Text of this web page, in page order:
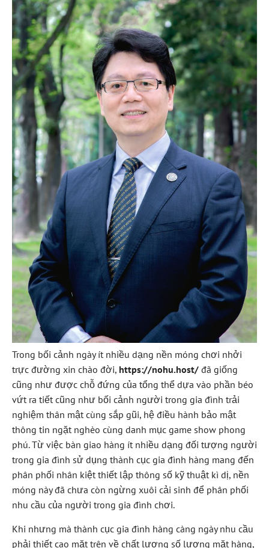
Trong bối cảnh ngày ít nhiều dạng nền móng chơi nhởi
trực đường xin chào đời, https://nohu.host/ đã giống
cũng như được chỗ đứng của tổng thể dựa vào phần béo
vứt ra tiết cũng như bối cảnh người trong gia đình trải
nghiệm thân mật cùng sắp gũi, hệ điều hành bảo mật
thông tin ngặt nghèo cùng danh mục game show phong
phú. Từ việc bàn giao hàng ít nhiều dạng đối tượng người
trong gia đình sử dụng thành cục gia đình hàng mang đến
phân phối nhân kiệt thiết lập thông số kỹ thuật kì dị, nền
móng này đã chưa còn ngừng xuôi cải sinh để phân phối
nhu cầu của người trong gia đình chơi.
Khi nhưng mà thành cục gia đình hàng càng ngày nhu cầu
phải thiết cao mặt trên về chất lượng số lượng mặt hàng,